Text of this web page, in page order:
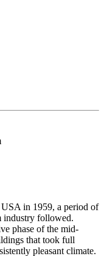
in 1959, a period of
industry followed.
phase of the mid-
that took full
pleasant climate.